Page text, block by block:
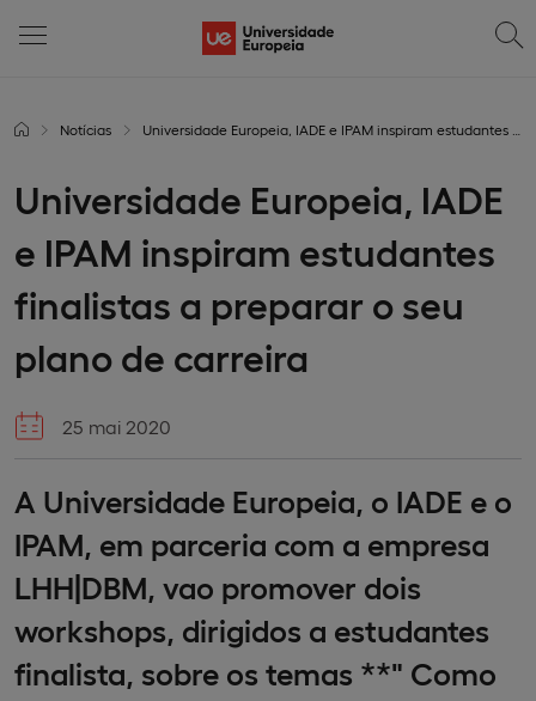
Notícias Universidade Europeia, IADE e IPAM inspiram estudantes finalistas a preparar o seu plano de carreira
Universidade Europeia, IADE
e IPAM inspiram estudantes
finalistas a preparar o seu
plano de carreira
25 mai 2020
A Universidade Europeia, o IADE e o
IPAM, em parceria com a empresa
LHH|DBM, vao promover dois
workshops, dirigidos a estudantes
finalista, sobre os temas **" Como